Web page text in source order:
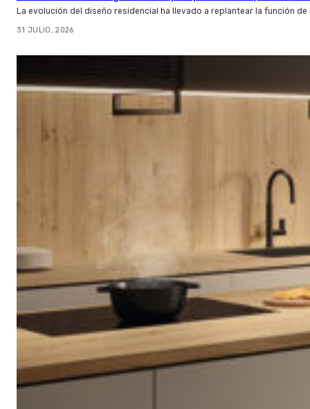
La evolución del diseño residencial ha llevado a replantear la función
31 JULIO, 2026